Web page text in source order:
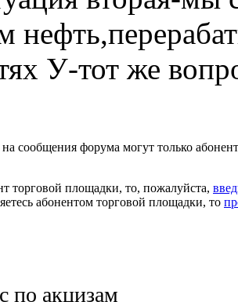
У-тот же
сообщения форума могут только
торговой площадки, то, пожалуйста,
абонентом торговой площадки, то
по акцизам